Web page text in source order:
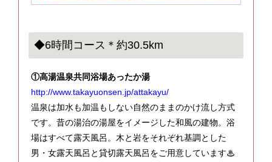
◆6時間コース＊約30.5km
①高湯温泉共同浴場あったか湯
http://www.takayuonsen.jp/attakayu/
温泉は加水も加温もしない自然のままのかけ流し方式
です。昔の湯治の湯屋をイメージした和風の建物。浴
場はすべて露天風呂。木と岩をそれぞれ基調とした
男・女露天風呂と貸切露天風呂をご用意しています♨